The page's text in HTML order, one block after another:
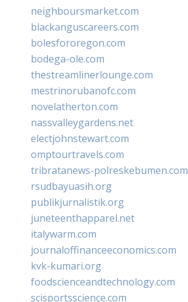
neighboursmarket.com
blackanguscareers.com
bolesfororegon.com
bodega-ole.com
thestreamlinerlounge.com
mestrinorubanofc.com
novelatherton.com
nassvalleygardens.net
electjohnstewart.com
omptourtravels.com
tribratanews-polreskebumen.com
rsudbayuasih.org
publikjurnalistik.org
juneteenthapparel.net
italywarm.com
journaloffinanceeconomics.com
kvk-kumari.org
foodscienceandtechnology.com
scisportsscience.com